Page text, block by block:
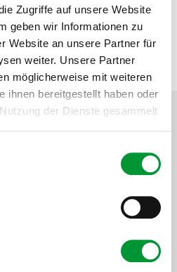
Zugriffe auf unsere Website
geben wir Informationen zu
Website an unsere Partner für
weiter. Unsere Partner
möglicherweise mit weiteren
ihnen bereitgestellt haben oder
der Dienste gesammelt
bleibt in jedem einzelnen Fall
offene Ansprache von ggf.
dieser Richtung bleibt jedoch
– und ebenso vertraulich.
Meldeprozess